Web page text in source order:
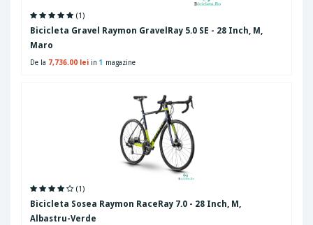
(1)
Bicicleta Gravel Raymon GravelRay 5.0 SE - 28 Inch, M,
Maro
De la 7,736.00 lei in 1 magazine
(1)
Bicicleta Sosea Raymon RaceRay 7.0 - 28 Inch, M,
Albastru-Verde